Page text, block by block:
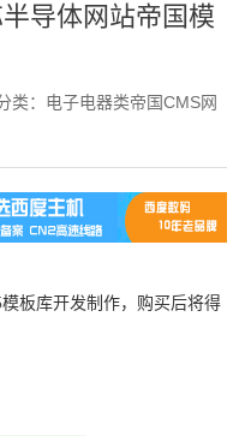
导体网站帝国模
类： 电子电器类帝国CMS网
板库开发制作，购买后将得